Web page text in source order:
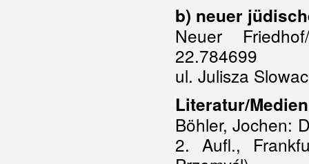
b) neuer
Neuer
22.784699
ul. Julisza
Literatur/Medien
Böhler, Jochen:
2. Aufl.,